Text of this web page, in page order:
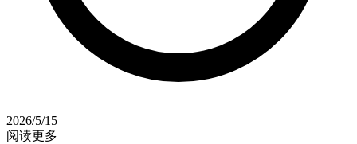
2026/5/15
阅读更多